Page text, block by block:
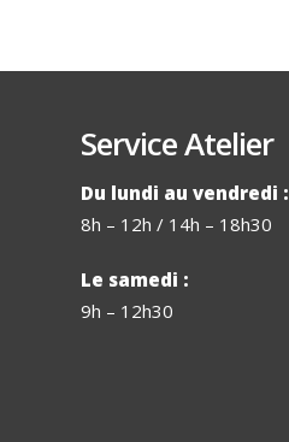
Service Atelier
Du lundi au vendredi :
8h – 12h / 14h – 18h30
Le samedi :
9h – 12h30